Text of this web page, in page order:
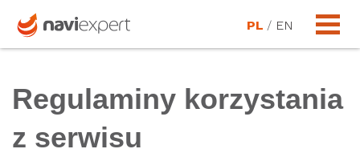
PL / EN
Regulaminy korzystania
z serwisu